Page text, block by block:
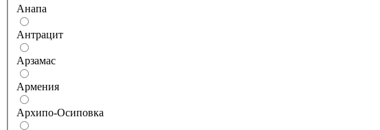
Анапа
Антрацит
Арзамас
Армения
Архипо-Осиповка